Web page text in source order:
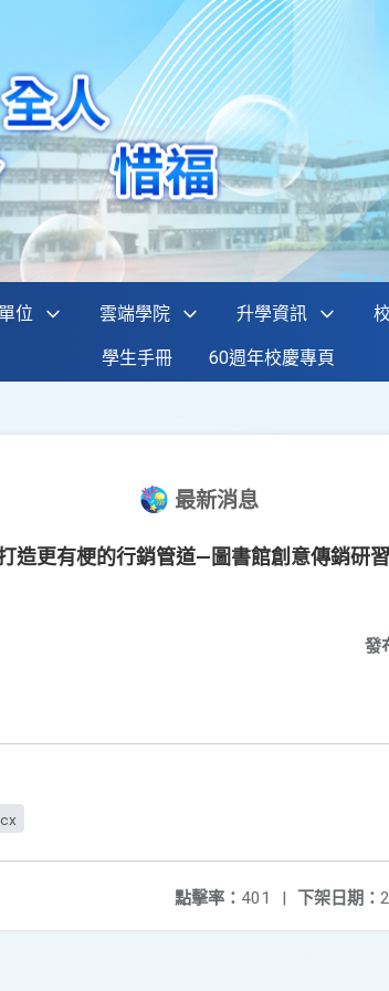
位 雲端學院 升學資訊
學生手冊 60週年校慶專頁
最新消息
造更有梗的行銷管道—圖書館創意傳銷研
發
下架日期：
點擊率： 401 |